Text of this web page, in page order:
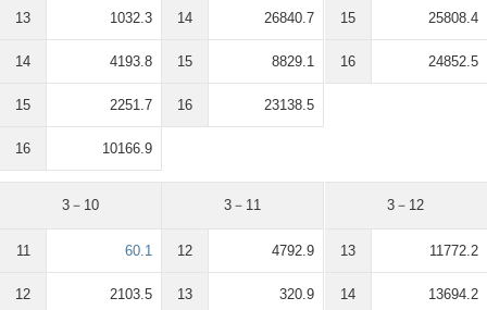
13 1032.3
14 4193.8
15 2251.7
16 10166.9
14 26840.7
15 8829.1
16 23138.5
15 25808.4
16 24852.5
3－10
11 60.1
12 2103.5
3－11
12 4792.9
13 320.9
3－12
13 11772.2
14 13694.2